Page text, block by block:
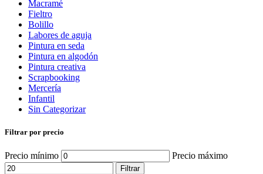
Macramé
Fieltro
Bolillo
Labores de aguja
Pintura en seda
Pintura en algodón
Pintura creativa
Scrapbooking
Mercería
Infantil
Sin Categorizar
Filtrar por precio
Precio mínimo Precio máximo
Filtrar